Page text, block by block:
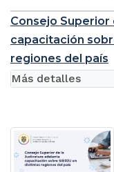
Consejo Superior
capacitación
regiones del país
Más detalles